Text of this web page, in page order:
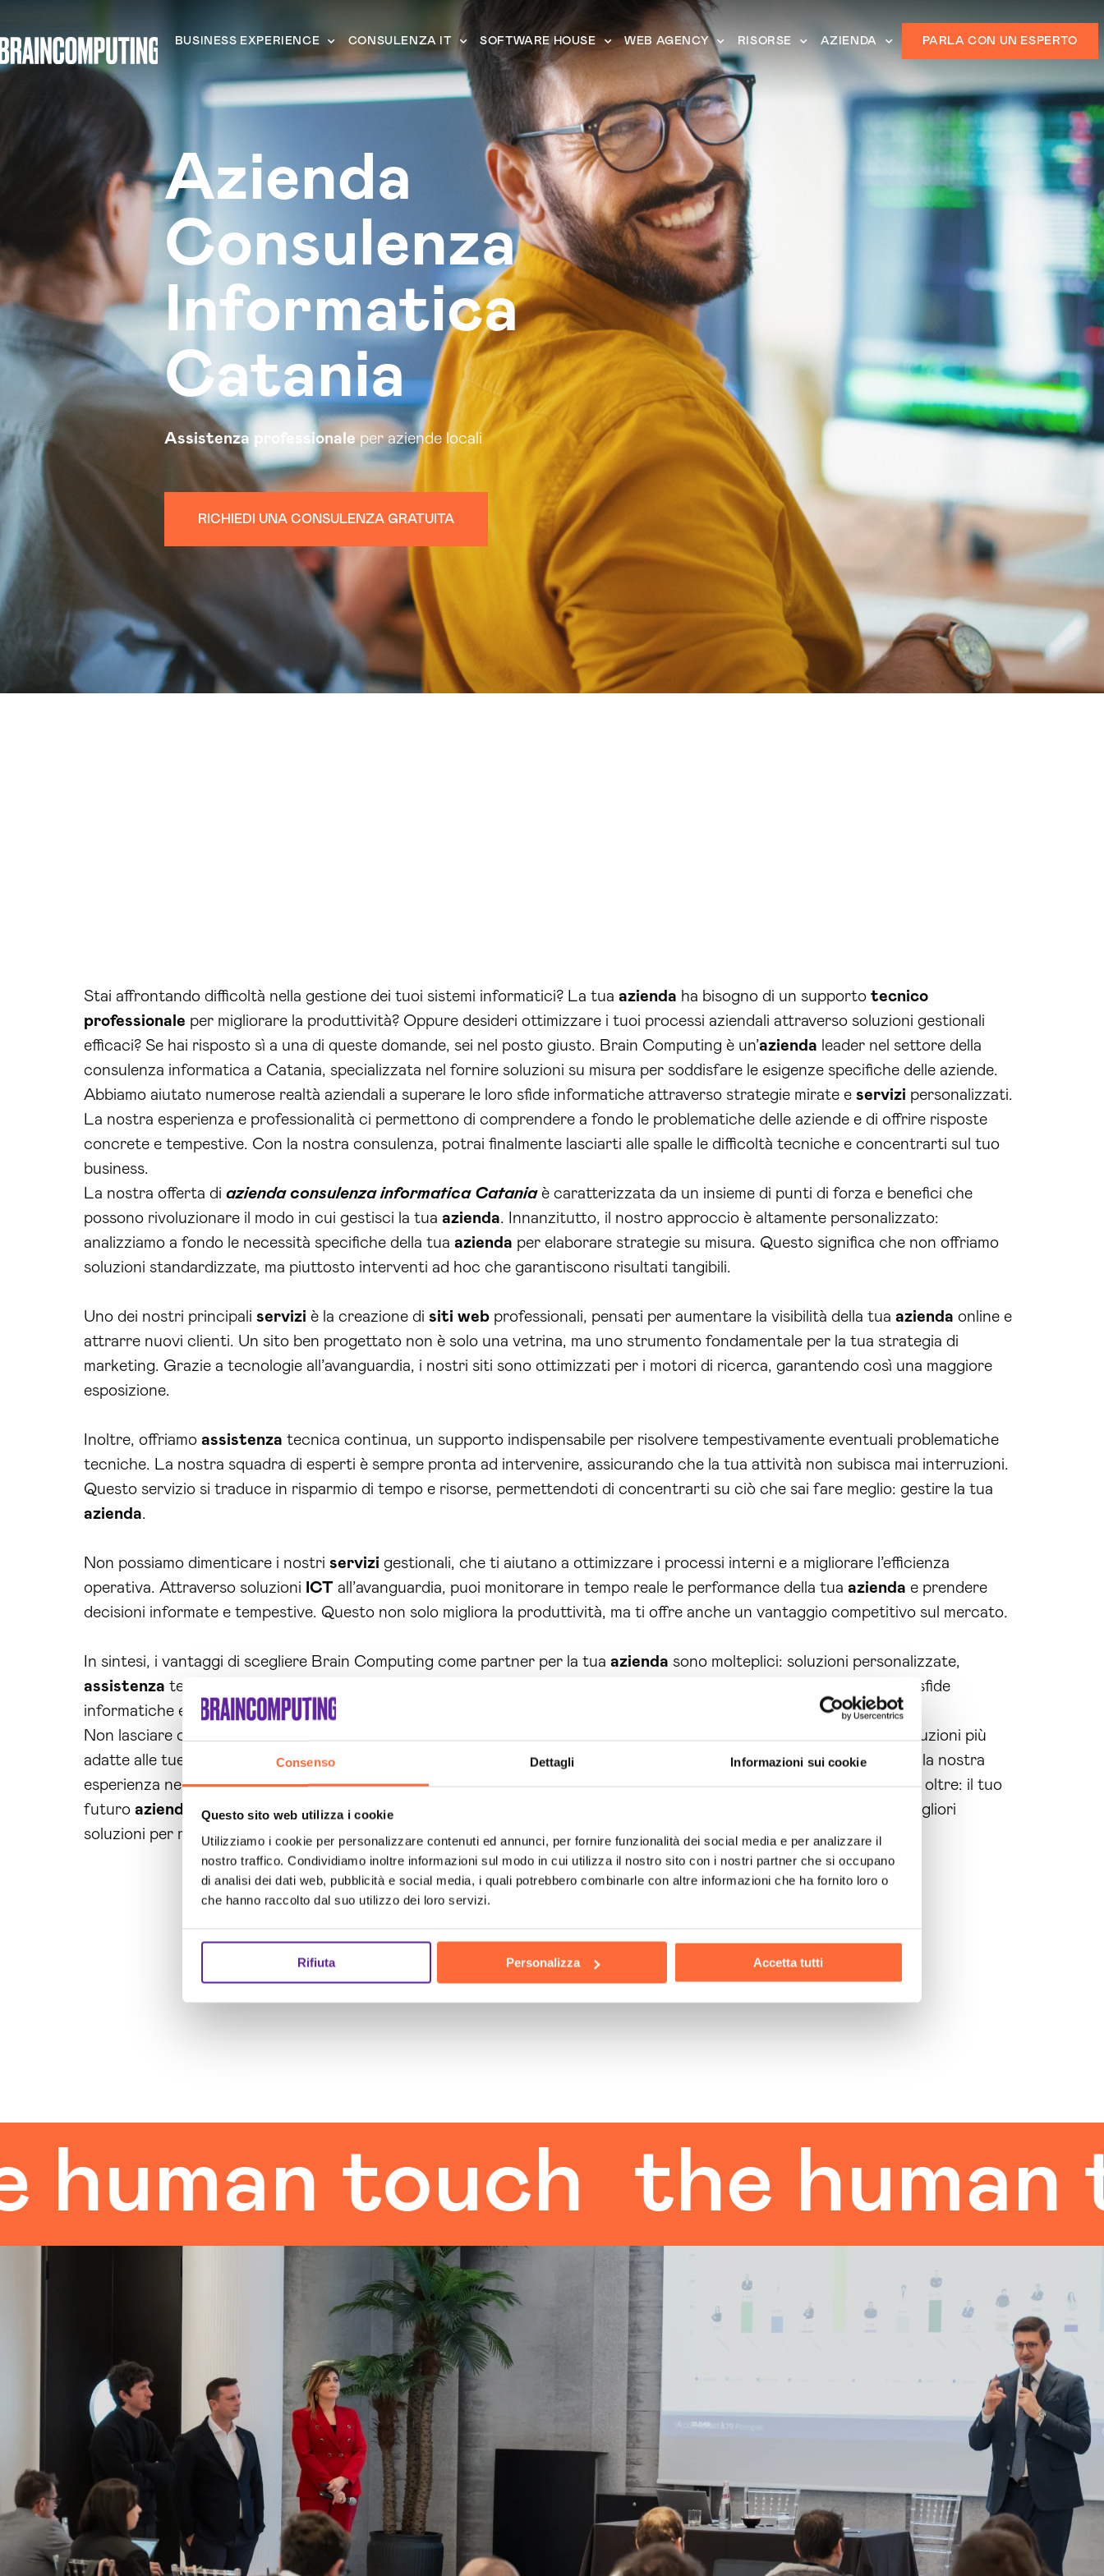
Consenso Dettagli Informazioni sui cookie
Questo sito web utilizza i cookie
Utilizziamo i cookie per personalizzare contenuti ed annunci, per fornire funzionalità dei social media e per analizzare il
nostro traffico. Condividiamo inoltre informazioni sul modo in cui utilizza il nostro sito con i nostri partner che si occupano
di analisi dei dati web, pubblicità e social media, i quali potrebbero combinarle con altre informazioni che ha fornito loro o
che hanno raccolto dal suo utilizzo dei loro servizi.
Rifiuta Personalizza Accetta tutti
BUSINESS EXPERIENCE CONSULENZA IT SOFTWARE HOUSE WEB AGENCY RISORSE AZIENDA PARLA CON UN ESPERTO
Azienda
Consulenza
Informatica
Catania
Assistenza professionaleper aziende locali
RICHIEDI UNA CONSULENZA GRATUITA
Stai affrontando difficoltà nella gestione dei tuoi sistemi informatici? La tua azienda ha bisogno di un supporto tecnico
professionale per migliorare la produttività? Oppure desideri ottimizzare i tuoi processi aziendali attraverso soluzioni gestionali
efficaci? Se hai risposto sì a una di queste domande, sei nel posto giusto. Brain Computing è un’azienda leader nel settore della
consulenza informatica a Catania, specializzata nel fornire soluzioni su misura per soddisfare le esigenze specifiche delle aziende.
Abbiamo aiutato numerose realtà aziendali a superare le loro sfide informatiche attraverso strategie mirate e servizi personalizzati.
La nostra esperienza e professionalità ci permettono di comprendere a fondo le problematiche delle aziende e di offrire risposte
concrete e tempestive. Con la nostra consulenza, potrai finalmente lasciarti alle spalle le difficoltà tecniche e concentrarti sul tuo
business.
La nostra offerta di azienda consulenza informatica Cataniaè caratterizzata da un insieme di punti di forza e benefici che
possono rivoluzionare il modo in cui gestisci la tua azienda. Innanzitutto, il nostro approccio è altamente personalizzato:
analizziamo a fondo le necessità specifiche della tua azienda per elaborare strategie su misura. Questo significa che non offriamo
soluzioni standardizzate, ma piuttosto interventi ad hoc che garantiscono risultati tangibili.
Uno dei nostri principali servizi è la creazione di siti web professionali, pensati per aumentare la visibilità della tua azienda online e
attrarre nuovi clienti. Un sito ben progettato non è solo una vetrina, ma uno strumento fondamentale per la tua strategia di
marketing. Grazie a tecnologie all’avanguardia, i nostri siti sono ottimizzati per i motori di ricerca, garantendo così una maggiore
esposizione.
Inoltre, offriamo assistenza tecnica continua, un supporto indispensabile per risolvere tempestivamente eventuali problematiche
tecniche. La nostra squadra di esperti è sempre pronta ad intervenire, assicurando che la tua attività non subisca mai interruzioni.
Questo servizio si traduce in risparmio di tempo e risorse, permettendoti di concentrarti su ciò che sai fare meglio: gestire la tua
azienda.
Non possiamo dimenticare i nostri servizi gestionali, che ti aiutano a ottimizzare i processi interni e a migliorare l’efficienza
operativa. Attraverso soluzioni ICT all’avanguardia, puoi monitorare in tempo reale le performance della tua azienda e prendere
decisioni informate e tempestive. Questo non solo migliora la produttività, ma ti offre anche un vantaggio competitivo sul mercato.
In sintesi, i vantaggi di scegliere Brain Computing come partner per la tua azienda sono molteplici: soluzioni personalizzate,
assistenza tecnica continua,
ottimizzati e strumenti gestionali avanzati. Siamo qui per aiutarti a superare le sfide
informatiche e a far crescere la tua attività, garantendo un supporto costante e di alta qualità.
Non lasciare che le difficoltà informatiche frenino la crescita della tua
! È il momento di agire e di trovare le soluzioni più
adatte alle tue esigenze aziendali. Contatta subito Brain Computing per una consulenza personalizzata e scopri come la nostra
esperienza nell’azienda consulenza informatica Cataniapuò trasformare le tue sfide in opportunità. Non aspettare oltre: il tuo
futuro aziendalemerita il miglior supportotecnico
disponibile. Siamo qui per te, pronti a fornirti le migliori
soluzioni per risolvere definitivamente i tuoi problemi informatici.
touch the human touch